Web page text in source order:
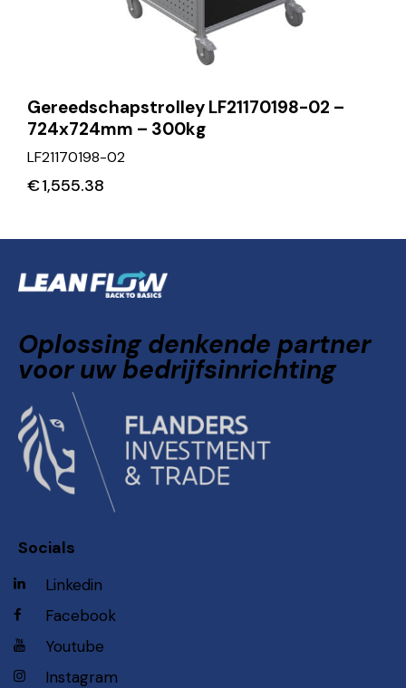
Gereedschapstrolley LF21170198-02 –
724x724mm – 300kg
LF21170198-02
€1,555.38
Oplossing denkende partner
voor uw bedrijfsinrichting
Socials
Linkedin
Facebook
Youtube
Instagram